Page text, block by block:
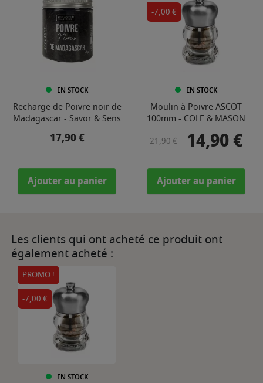
EN STOCK
Recharge de Poivre noir de
Madagascar - Savor & Sens
Prix
17,90 €
Ajouter au panier
-7,00 €
EN STOCK
Moulin à Poivre ASCOT
100mm - COLE & MASON
Prix de base
21,90 € Prix
14,90 €
Ajouter au panier
Les clients qui ont acheté ce produit ont
également acheté :
PROMO !
-7,00 €
EN STOCK